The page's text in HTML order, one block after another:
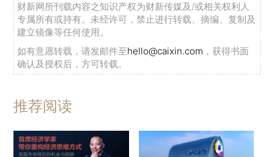
财新网所刊载内容之知识产权为财新传媒及/或相关权利人
专属所有或持有。未经许可，禁止进行转载、摘编、复制及
建立镜像等任何使用。
如有意愿转载，请发邮件至hello@caixin.com ，获得书面
确认及授权后，方可转载。
推荐阅读